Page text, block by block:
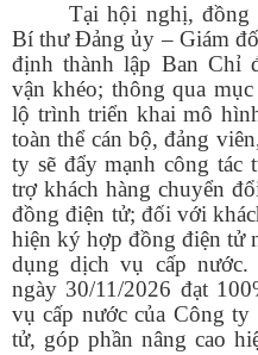
Tại hội nghị,
Bí thư Đảng ủy – Giám
định thành lập Ban Chỉ
vận khéo; thông qua
lộ trình triển khai mô
toàn thể cán bộ, đảng
ty sẽ đẩy mạnh công tác
trợ khách hàng chuyển
đồng điện tử; đối với
hiện ký hợp đồng điện tử
dụng dịch vụ cấp
ngày 30/11/2026 đạt
vụ cấp nước của Công
tử, góp phần nâng cao